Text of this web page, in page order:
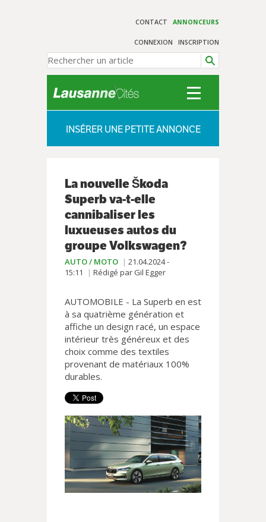
CONTACT ANNONCEURS
CONNEXION INSCRIPTION
INSÉRER UNE PETITE ANNONCE
La nouvelle Škoda
Superb va-t-elle
cannibaliser les
luxueuses autos du
groupe Volkswagen?
AUTO / MOTO
21.04.2024 -
15:11
Rédigé par Gil Egger
AUTOMOBILE - La Superb en est
à sa quatrième génération et
affiche un design racé, un espace
intérieur très généreux et des
choix comme des textiles
provenant de matériaux 100%
durables.